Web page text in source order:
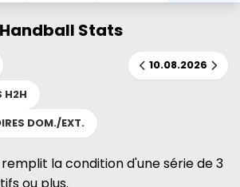
Handball Stats
10.08.2026
H2H
DOM./EXT.
la condition d'une série de 3